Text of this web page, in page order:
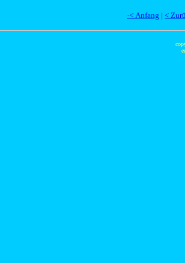
·< Anfang | <